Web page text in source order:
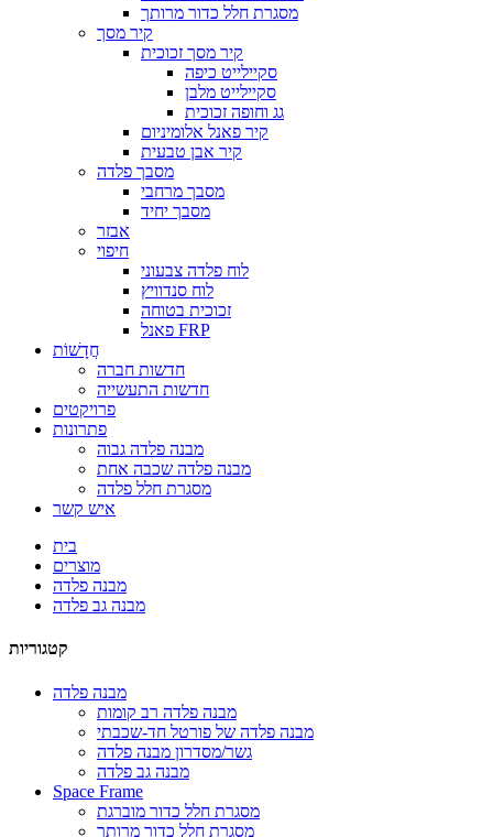
מסגרת חלל כדור מרותך
קיר מסך
קיר מסך זכוכית
סקיילייט כיפה
סקיילייט מלבן
גג וחופה זכוכית
קיר פאנל אלומיניום
קיר אבן טבעית
מסבך פלדה
מסבך מרחבי
מסבך יחיד
אבזר
חיפוי
לוח פלדה צבעוני
לוח סנדוויץ
זכוכית בטוחה
פאנל FRP
חֲדָשׁוֹת
חדשות חברה
חדשות התעשייה
פרויקטים
פתרונות
מבנה פלדה גבוה
מבנה פלדה שכבה אחת
מסגרת חלל פלדה
איש קשר
בית
מוצרים
מבנה פלדה
מבנה גב פלדה
קטגוריות
מבנה פלדה
מבנה פלדה רב קומות
מבנה פלדה של פורטל חד-שכבתי
גשר/מסדרון מבנה פלדה
מבנה גב פלדה
Space Frame
מסגרת חלל כדור מוברגת
מסגרת חלל כדור מרותך